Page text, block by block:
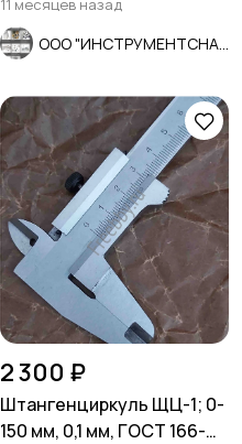
11 месяцев назад
2 300 ₽
Штангенциркуль ЩЦ-1; 0-
150 мм, 0,1 мм, ГОСТ 166-